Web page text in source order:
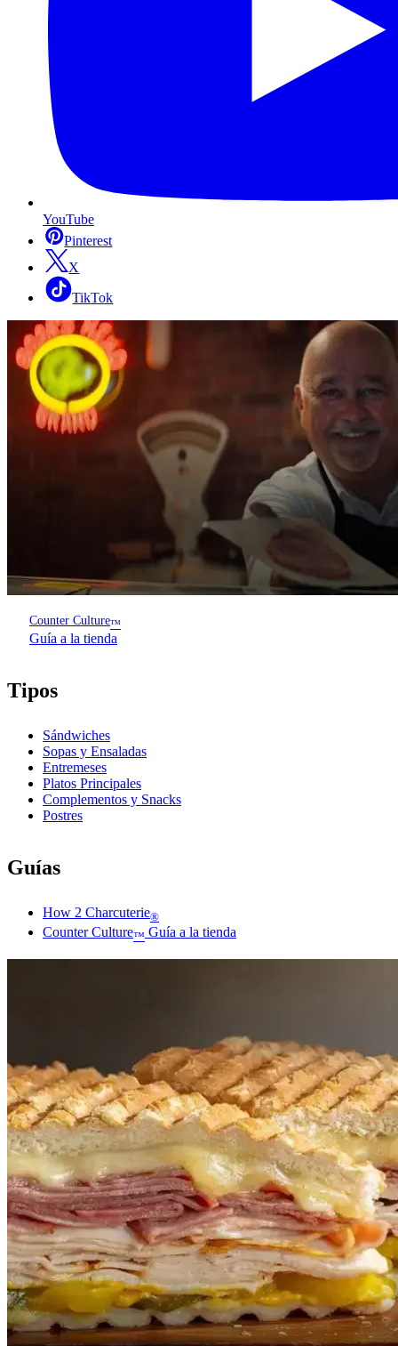
YouTube
Pinterest
X
TikTok
Counter Culture™
Guía a la tienda
Tipos
Sándwiches
Sopas y Ensaladas
Entremeses
Platos Principales
Complementos y Snacks
Postres
Guías
How 2 Charcuterie®
Counter Culture™ Guía a la tienda